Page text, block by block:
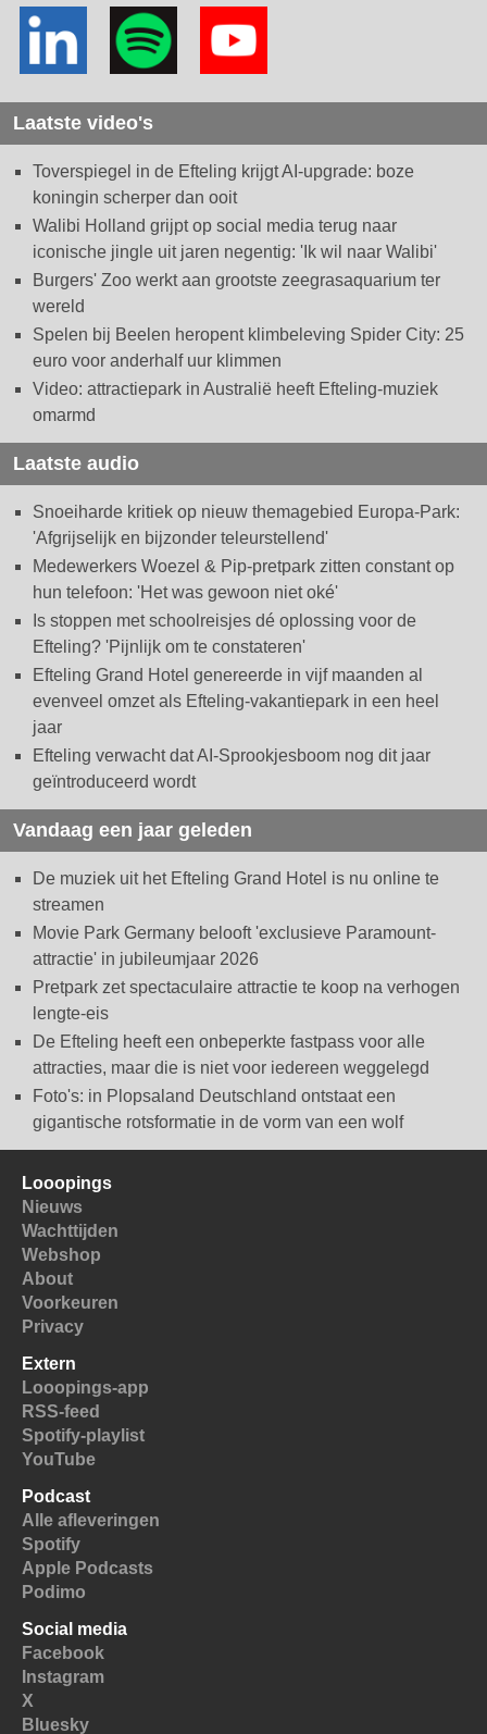
Laatste video's
Toverspiegel in de Efteling krijgt AI-upgrade: boze
koningin scherper dan ooit
Walibi Holland grijpt op social media terug naar
iconische jingle uit jaren negentig: 'Ik wil naar Walibi'
Burgers' Zoo werkt aan grootste zeegrasaquarium ter
wereld
Spelen bij Beelen heropent klimbeleving Spider City: 25
euro voor anderhalf uur klimmen
Video: attractiepark in Australië heeft Efteling-muziek
omarmd
Laatste audio
Snoeiharde kritiek op nieuw themagebied Europa-Park:
'Afgrijselijk en bijzonder teleurstellend'
Medewerkers Woezel & Pip-pretpark zitten constant op
hun telefoon: 'Het was gewoon niet oké'
Is stoppen met schoolreisjes dé oplossing voor de
Efteling? 'Pijnlijk om te constateren'
Efteling Grand Hotel genereerde in vijf maanden al
evenveel omzet als Efteling-vakantiepark in een heel
jaar
Efteling verwacht dat AI-Sprookjesboom nog dit jaar
geïntroduceerd wordt
Vandaag een jaar geleden
De muziek uit het Efteling Grand Hotel is nu online te
streamen
Movie Park Germany belooft 'exclusieve Paramount-
attractie' in jubileumjaar 2026
Pretpark zet spectaculaire attractie te koop na verhogen
lengte-eis
De Efteling heeft een onbeperkte fastpass voor alle
attracties, maar die is niet voor iedereen weggelegd
Foto's: in Plopsaland Deutschland ontstaat een
gigantische rotsformatie in de vorm van een wolf
Looopings
Nieuws
Wachttijden
Webshop
About
Voorkeuren
Privacy
Extern
Looopings-app
RSS-feed
Spotify-playlist
YouTube
Podcast
Alle afleveringen
Spotify
Apple Podcasts
Podimo
Social media
Facebook
Instagram
X
Bluesky